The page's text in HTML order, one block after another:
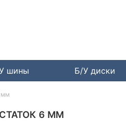
шины Б/У диски
6 ММ
мм